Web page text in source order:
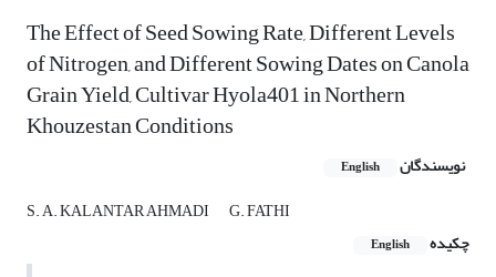
The Effect of Seed Sowing Rate, Different Levels
of Nitrogen, and Different Sowing Dates on Canola
Grain Yield, Cultivar Hyola401 in Northern
Khouzestan Conditions
نویسندگان English
S. A. KALANTAR AHMADI
G. FATHI
چکیده
English